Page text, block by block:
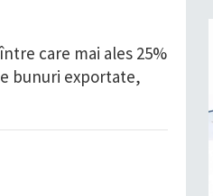
care mai ales 25%
bunuri exportate,